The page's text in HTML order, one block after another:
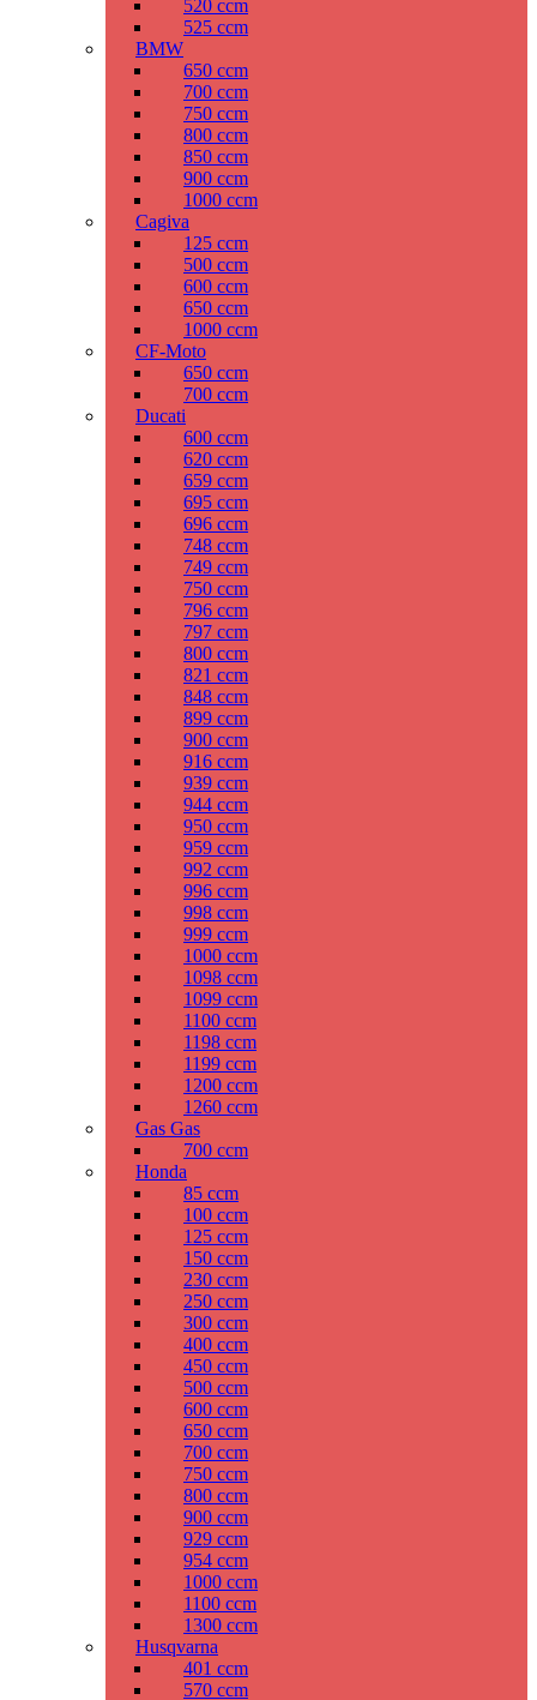
520 ccm
525 ccm
BMW
650 ccm
700 ccm
750 ccm
800 ccm
850 ccm
900 ccm
1000 ccm
Cagiva
125 ccm
500 ccm
600 ccm
650 ccm
1000 ccm
CF-Moto
650 ccm
700 ccm
Ducati
600 ccm
620 ccm
659 ccm
695 ccm
696 ccm
748 ccm
749 ccm
750 ccm
796 ccm
797 ccm
800 ccm
821 ccm
848 ccm
899 ccm
900 ccm
916 ccm
939 ccm
944 ccm
950 ccm
959 ccm
992 ccm
996 ccm
998 ccm
999 ccm
1000 ccm
1098 ccm
1099 ccm
1100 ccm
1198 ccm
1199 ccm
1200 ccm
1260 ccm
Gas Gas
700 ccm
Honda
85 ccm
100 ccm
125 ccm
150 ccm
230 ccm
250 ccm
300 ccm
400 ccm
450 ccm
500 ccm
600 ccm
650 ccm
700 ccm
750 ccm
800 ccm
900 ccm
929 ccm
954 ccm
1000 ccm
1100 ccm
1300 ccm
Husqvarna
401 ccm
570 ccm